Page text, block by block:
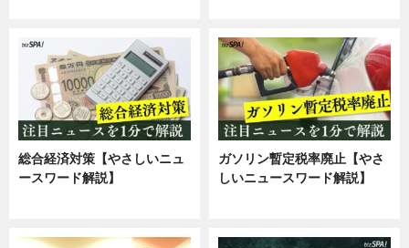
総合経済対策【やさしいニュ
ースワード解説】
ガソリン暫定税率廃止【やさ
しいニュースワード解説】